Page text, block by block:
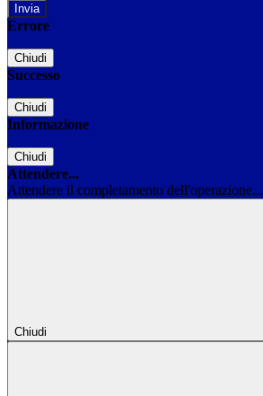
Errore
Chiudi
Successo
Chiudi
Informazione
Chiudi
Attendere...
Attendere il completamento dell'operazione...
Chiudi